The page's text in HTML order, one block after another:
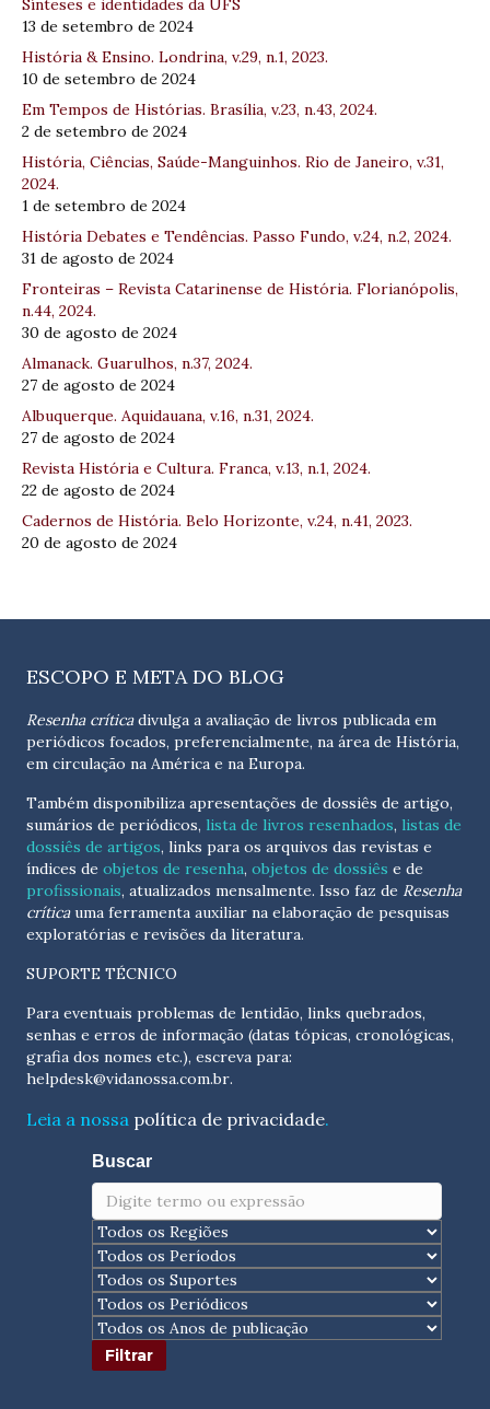
Sínteses e identidades da UFS
13 de setembro de 2024
História & Ensino. Londrina, v.29, n.1, 2023.
10 de setembro de 2024
Em Tempos de Histórias. Brasília, v.23, n.43, 2024.
2 de setembro de 2024
História, Ciências, Saúde-Manguinhos. Rio de Janeiro, v.31,
2024.
1 de setembro de 2024
História Debates e Tendências. Passo Fundo, v.24, n.2, 2024.
31 de agosto de 2024
Fronteiras – Revista Catarinense de História. Florianópolis,
n.44, 2024.
30 de agosto de 2024
Almanack. Guarulhos, n.37, 2024.
27 de agosto de 2024
Albuquerque. Aquidauana, v.16, n.31, 2024.
27 de agosto de 2024
Revista História e Cultura. Franca, v.13, n.1, 2024.
22 de agosto de 2024
Cadernos de História. Belo Horizonte, v.24, n.41, 2023.
20 de agosto de 2024
ESCOPO E META DO BLOG
Resenha críticadivulga a avaliação de livros publicada em
periódicos focados, preferencialmente, na área de História,
em circulação na América e na Europa.
Também disponibiliza apresentações de dossiês de artigo,
sumários de periódicos, lista de livros resenhados, listas de
dossiês de artigos, links para os arquivos das revistas e
índices de objetos de resenha, objetos de dossiês e de
profissionais, atualizados mensalmente. Isso faz de Resenha
críticauma ferramenta auxiliar na elaboração de pesquisas
exploratórias e revisões da literatura.
SUPORTE TÉCNICO
Para eventuais problemas de lentidão, links quebrados,
senhas e erros de informação (datas tópicas, cronológicas,
helpdesk@vidanossa.com.br.
Leia a nossa política de privacidade.
Buscar